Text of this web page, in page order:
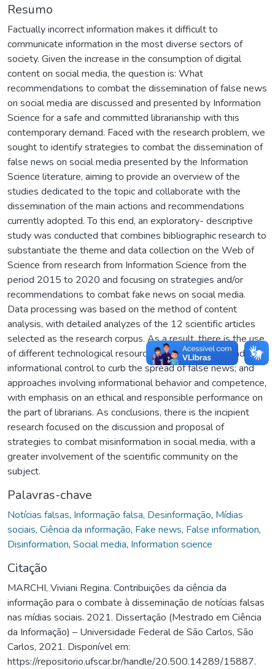
Resumo
Factually incorrect information makes it difficult to
communicate information in the most diverse sectors of
society. Given the increase in the consumption of digital
content on social media, the question is: What
recommendations to combat the dissemination of false news
on social media are discussed and presented by Information
Science for a safe and committed librarianship with this
contemporary demand. Faced with the research problem, we
sought to identify strategies to combat the dissemination of
false news on social media presented by the Information
Science literature, aiming to provide an overview of the
studies dedicated to the topic and collaborate with the
dissemination of the main actions and recommendations
currently adopted. To this end, an exploratory- descriptive
study was conducted that combines bibliographic research to
substantiate the theme and data collection on the Web of
Science from research from Information Science from the
period 2015 to 2020 and focusing on strategies and/or
recommendations to combat fake news on social media.
Data processing was based on the method of content
analysis, with detailed analyzes of the 12 scientific articles
selected as the research corpus. As a result, there is the use
of different technological resources of fact-checking and
informational control to curb the spread of false news; and
approaches involving informational behavior and competence,
with emphasis on an ethical and responsible performance on
the part of librarians. As conclusions, there is the incipient
research focused on the discussion and proposal of
strategies to combat misinformation in social media, with a
greater involvement of the scientific community on the
subject.
Palavras-chave
Notícias falsas, Informação falsa, Desinformação, Mídias
sociais, Ciência da informação, Fake news, False information,
Disinformation, Social media, Information science
Citação
MARCHI, Viviani Regina. Contribuições da ciência da
informação para o combate à disseminação de notícias falsas
nas mídias sociais. 2021. Dissertação (Mestrado em Ciência
da Informação) – Universidade Federal de São Carlos, São
Carlos, 2021. Disponível em:
https://repositorio.ufscar.br/handle/20.500.14289/15887.